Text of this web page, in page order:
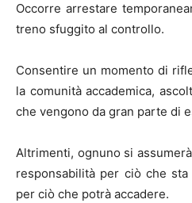
Occorre arrestare
treno sfuggito al controllo.
Consentire un momento di
la comunità accademica,
che vengono da gran parte di
Altrimenti, ognuno si
responsabilità per ciò che
per ciò che potrà accadere.